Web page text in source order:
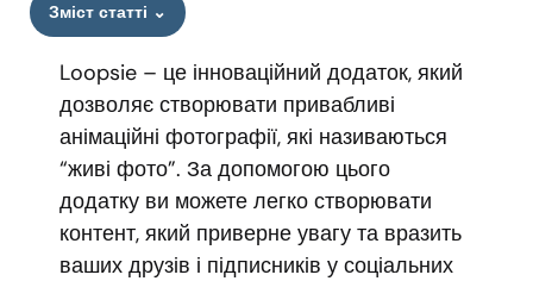
Зміст статті ⌄
Loopsie – це інноваційний додаток, який
дозволяє створювати привабливі
анімаційні фотографії, які називаються
“живі фото”. За допомогою цього
додатку ви можете легко створювати
контент, який приверне увагу та вразить
ваших друзів і підписників у соціальних